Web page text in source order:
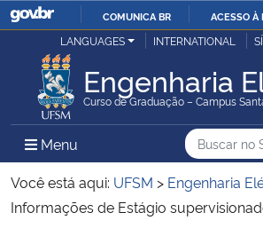
IR
O
COMUNICA BR ACESSO À
Ministério da Justiça e Segurança Pública
Ministério da Defesa
Ministério das Relações Exteriores
LANGUAGES INTERNATIONAL
Engenharia
Curso de Graduação – Campus
Menu Menu Principal do Sítio
Busca
Busca:
Você está aqui: UFSM > Engenharia
Informações de Estágio